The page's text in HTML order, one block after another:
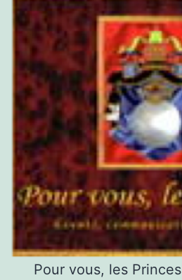
Pour vous, les Princes